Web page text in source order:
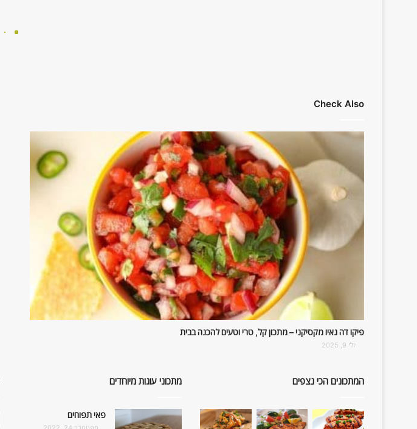
Check Also
פיקו דה גאיו מקסיקני – מתכון קל, טרי וטעים להכנה בבית
יולי 9, 2025
המתכונים הכי נצפים מתכוני עוגות מיוחדים
פאי תפוחים